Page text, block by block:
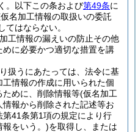
。以下この条および第49条に
名加工情報の取扱いの委託
てはならない。
工情報の漏えいの防止その他
に必要かつ適切な措置を講
扱うにあたっては、法令に基
情報の作成に用いられた個
ために、削除情報等(仮名加工
報から削除された記述等お
41条第1項の規定により行
報をいう。)を取得し、または